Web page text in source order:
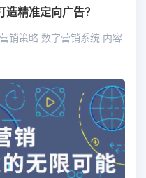
精准定向广告？
销策略 数字营销系统 内容